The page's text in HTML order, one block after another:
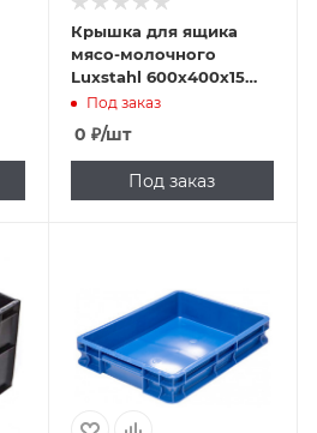
Крышка для ящика
мясо-молочного
Luxstahl 600х400х15
ммПод заказ
0 ₽/шт
Под заказ